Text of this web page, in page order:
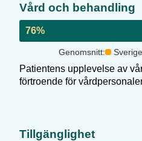
Vård och behandling
76%
Genomsnitt:
Patientens upplevelse av
förtroende för
Tillgänglighet